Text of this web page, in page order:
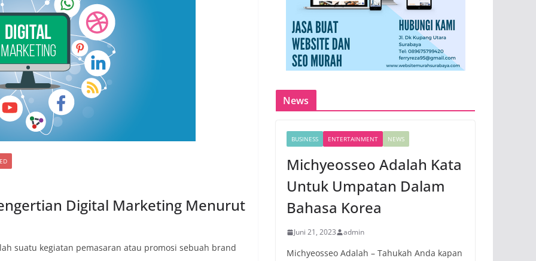
Digital Marketing Menurut
suatu kegiatan pemasaran atau promosi sebuah brand
News
BUSINESS ENTERTAINMENT NEWS
Michyeosseo Adalah Kata
Untuk Umpatan Dalam
Bahasa Korea
Juni 21, 2023 admin
Michyeosseo Adalah – Tahukah Anda kapan